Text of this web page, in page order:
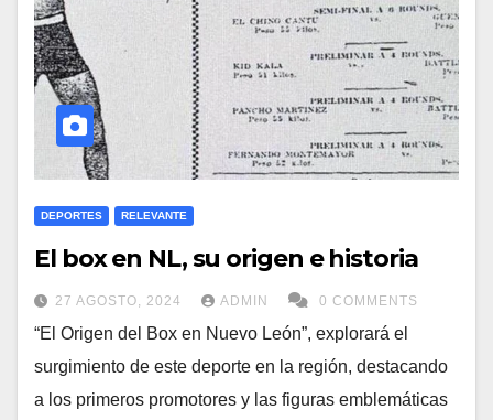
DEPORTES RELEVANTE
El box en NL, su origen e historia
27 AGOSTO, 2024 ADMIN 0 COMMENTS
“El Origen del Box en Nuevo León”, explorará el
surgimiento de este deporte en la región, destacando
a los primeros promotores y las figuras emblemáticas